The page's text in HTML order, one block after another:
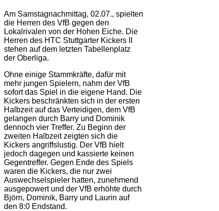
Am Samstagnachmittag, 02.07., spielten
die Herren des VfB gegen den
Lokalrivalen von der Hohen Eiche. Die
Herren des HTC Stuttgarter Kickers II
stehen auf dem letzten Tabellenplatz
der Oberliga.
Ohne einige Stammkräfte, dafür mit
mehr jungen Spielern, nahm der VfB
sofort das Spiel in die eigene Hand. Die
Kickers beschränkten sich in der ersten
Halbzeit auf das Verteidigen, dem VfB
gelangen durch Barry und Dominik
dennoch vier Treffer. Zu Beginn der
zweiten Halbzeit zeigten sich die
Kickers angriffslustig. Der VfB hielt
jedoch dagegen und kassierte keinen
Gegentreffer. Gegen Ende des Spiels
waren die Kickers, die nur zwei
Auswechselspieler hatten, zunehmend
ausgepowert und der VfB erhöhte durch
Björn, Dominik, Barry und Laurin auf
den 8:0 Endstand.